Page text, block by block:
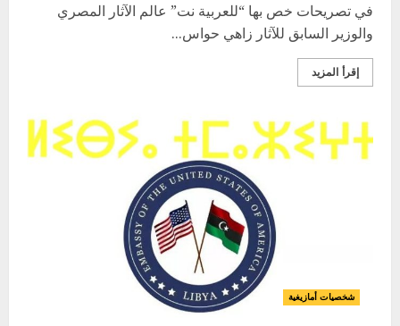
في تصريحات خص بها “للعربية نت” عالم الآثار المصري
والوزير السابق للآثار زاهي حواس...
إقرأ المزيد
شخصيات أمازيغية